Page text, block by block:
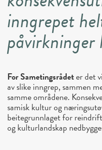
inngrepet
påvirkninger
For Sametingsrådeter det
av slike inngrep, sammen
samme områdene.
samisk kultur og
beitegrunnlaget for
og kulturlandskap